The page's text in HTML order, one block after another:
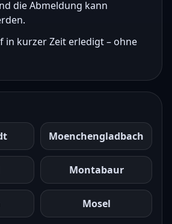
die Abmeldung kann
in kurzer Zeit erledigt – ohne
Moenchengladbach
Montabaur
Mosel